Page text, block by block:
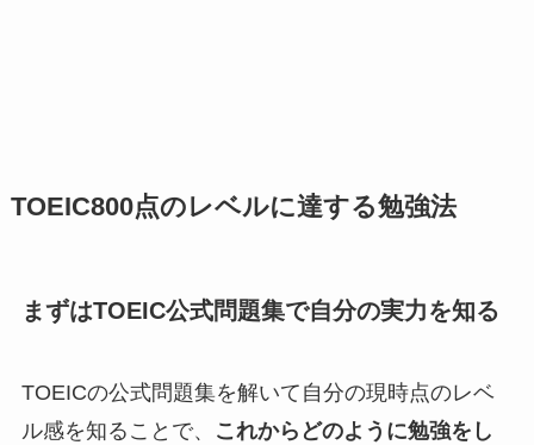
TOEIC800点のレベルに達する勉強法
まずはTOEIC公式問題集で自分の実力を知る
TOEICの公式問題集を解いて自分の現時点のレベ
ル感を知ることで、
これからどのように勉強をし